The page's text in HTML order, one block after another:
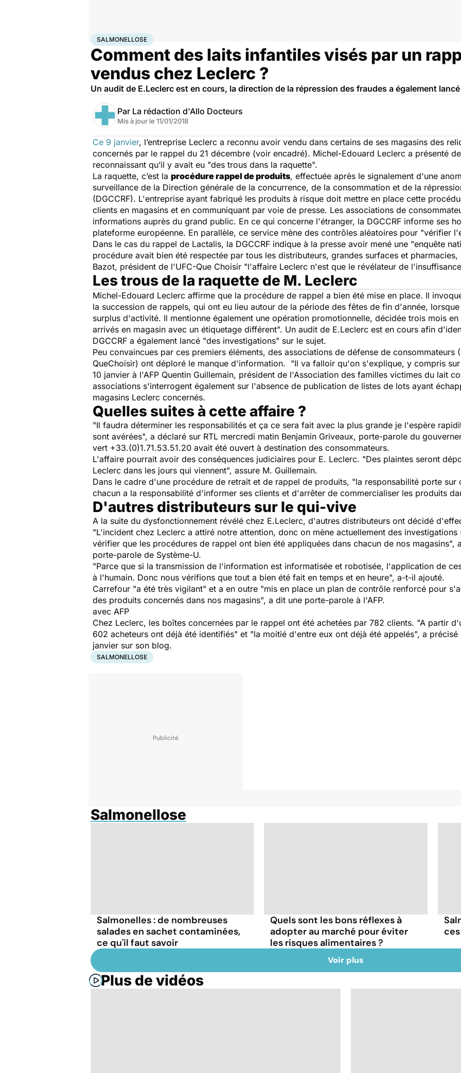
AccueilSanté Salmonellose
SALMONELLOSE
Comment des laits infantiles visés par un
vendus chez Leclerc ?
Un audit de E.Leclerc est en cours, la direction de la répression des fraudes a également
Par La rédaction d'Allo Docteurs
Mis à jour le 11/01/2018
Ce 9 janvier, l’entreprise Leclerc a reconnu avoir vendu dans certains de ses magasins des
concernés par le rappel du 21 décembre (voir encadré). Michel-Edouard Leclerc a présenté
reconnaissant qu’il y avait eu "des trous dans la raquette".
La raquette, c’est la procédure rappel de produits, effectuée après le signalement d'une
surveillance de la Direction générale de la concurrence, de la consommation et de la
(DGCCRF). L'entreprise ayant fabriqué les produits à risque doit mettre en place cette
clients en magasins et en communiquant par voie de presse. Les associations de
informations auprès du grand public. En ce qui concerne l'étranger, la DGCCRF informe ses
plateforme européenne. En parallèle, ce service mène des contrôles aléatoires pour "vérifier
Dans le cas du rappel de Lactalis, la DGCCRF indique à la presse avoir mené une "enquête
procédure avait bien été respectée par tous les distributeurs, grandes surfaces et
Bazot, président de l'UFC-Que Choisir "l'affaire Leclerc n'est que le révélateur de
Les trous de la raquette de M. Leclerc
Michel-Edouard Leclerc affirme que la procédure de rappel a bien été mise en place. Il
la succession de rappels, qui ont eu lieu autour de la période des fêtes de fin d'année,
surplus d'activité. Il mentionne également une opération promotionnelle, décidée trois mois
arrivés en magasin avec un étiquetage différent". Un audit de E.Leclerc est en cours afin
DGCCRF a également lancé "des investigations" sur le sujet.
Peu convaincues par ces premiers éléments, des associations de défense de consommateurs
QueChoisir) ont déploré le manque d'information. "Il va falloir qu'on s'explique, y compris
10 janvier à l'AFP Quentin Guillemain, président de l'Association des familles victimes du lait
associations s'interrogent également sur l'absence de publication de listes de lots ayant
magasins Leclerc concernés.
Quelles suites à cette affaire ?
"Il faudra déterminer les responsabilités et ça ce sera fait avec la plus grande je l'espère
sont avérées", a déclaré sur RTL mercredi matin Benjamin Griveaux, porte-parole du
vert +33.(0)1.71.53.51.20 avait été ouvert à destination des consommateurs.
L'affaire pourrait avoir des conséquences judiciaires pour E. Leclerc. "Des plaintes seront
Leclerc dans les jours qui viennent", assure M. Guillemain.
Dans le cadre d'une procédure de retrait et de rappel de produits, "la responsabilité porte sur
chacun a la responsabilité d'informer ses clients et d'arrêter de commercialiser les produits
D'autres distributeurs sur le qui-vive
A la suite du dysfonctionnement révélé chez E.Leclerc, d'autres distributeurs ont décidé
"L'incident chez Leclerc a attiré notre attention, donc on mène actuellement des
vérifier que les procédures de rappel ont bien été appliquées dans chacun de nos magasins",
porte-parole de Système-U.
"Parce que si la transmission de l'information est informatisée et robotisée, l'application de
à l'humain. Donc nous vérifions que tout a bien été fait en temps et en heure", a-t-il ajouté.
Carrefour "a été très vigilant" et a en outre "mis en place un plan de contrôle renforcé pour
des produits concernés dans nos magasins", a dit une porte-parole à l'AFP.
avec AFP
Chez Leclerc, les boîtes concernées par le rappel ont été achetées par 782 clients. "A partir
602 acheteurs ont déjà été identifiés" et "la moitié d'entre eux ont déjà été appelés", a
janvier sur son blog.
SALMONELLOSE
Salmonellose
Salmonelles : de nombreuses
salades en sachet contaminées,
ce qu'il faut savoir
Quels sont les bons réflexes à
adopter au marché pour éviter
les risques alimentaires ?
Voir plus
Plus de vidéos